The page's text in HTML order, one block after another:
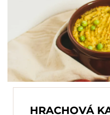
HRACHOVÁ